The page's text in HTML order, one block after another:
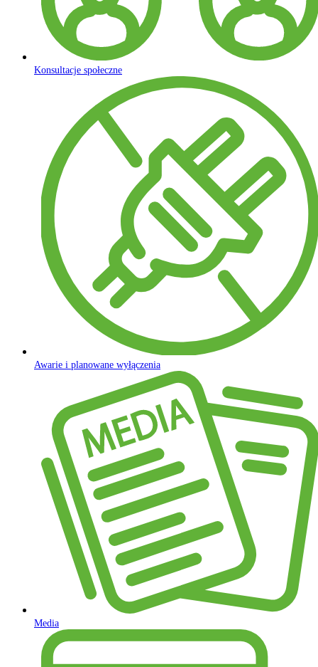
Konsultacje społeczne
Awarie i planowane wyłączenia
Media